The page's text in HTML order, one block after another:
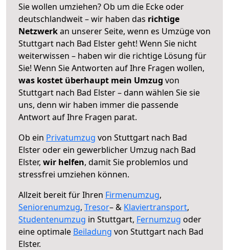
Sie wollen umziehen? Ob um die Ecke oder
deutschlandweit – wir haben das richtige
Netzwerkan unserer Seite, wenn es Umzüge von
Stuttgart nach Bad Elster geht! Wenn Sie nicht
weiterwissen – haben wir die richtige Lösung für
Sie! Wenn Sie Antworten auf Ihre Fragen wollen,
was kostet überhaupt mein Umzug von
Stuttgart nach Bad Elster – dann wählen Sie sie
uns, denn wir haben immer die passende
Antwort auf Ihre Fragen parat.
Ob ein Privatumzug von Stuttgart nach Bad
Elster oder ein gewerblicher Umzug nach Bad
Elster, wir helfen, damit Sie problemlos und
stressfrei umziehen können.
Allzeit bereit für Ihren Firmenumzug,
Seniorenumzug, Tresor– & Klaviertransport,
Studentenumzug in Stuttgart, Fernumzug oder
eine optimale Beiladung von Stuttgart nach Bad
Elster.